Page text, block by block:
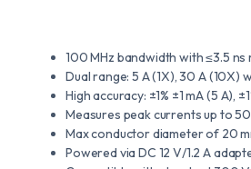
100 MHz bandwidth with ≤3.5 ns
Dual range: 5 A (1X), 30 A (10X)
High accuracy: ±1% ±1 mA (5 A),
Measures peak currents up to
Max conductor diameter of 20
Powered via DC 12 V/1.2 A